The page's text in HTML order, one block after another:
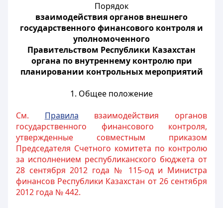
Порядок
взаимодействия органов внешнего
государственного финансового контроля и
уполномоченного
Правительством Республики Казахстан
органа по внутреннему контролю при
планировании контрольных мероприятий
1. Общее положение
См. Правила взаимодействия органов
государственного финансового контроля,
утвержденные совместным приказом
Председателя Счетного комитета по контролю
за исполнением республиканского бюджета от
28 сентября 2012 года № 115-од и Министра
финансов Республики Казахстан от 26 сентября
2012 года № 442.